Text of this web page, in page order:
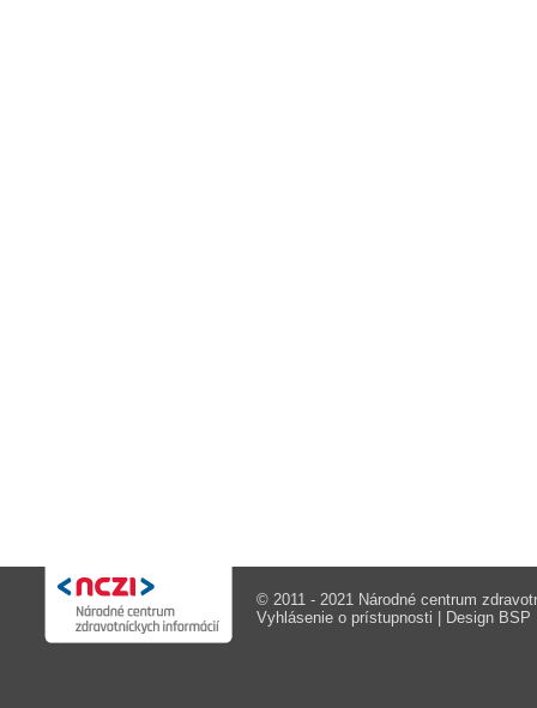
© 2011 - 2021 Národné centrum
Vyhlásenie o prístupnosti | Design BSP